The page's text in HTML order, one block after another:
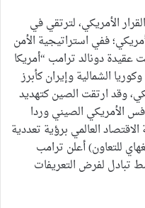
الأمريكي، لترتقي في
ففي استراتيجية الأمن
عقيدة دونالد ترامب “أمريكا
الشمالية وإيران كأبرز
وقد ارتقت الصين كتهديد
الأمريكي الصيني وردا
العالمي برؤية تعددية
للتعاون) أعلن ترامب
تبادل لفرض التعريفات